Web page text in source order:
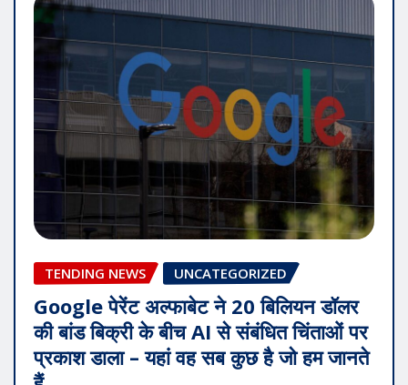
TENDING NEWS UNCATEGORIZED
Google पेरेंट अल्फाबेट ने 20 बिलियन डॉलर
की बांड बिक्री के बीच AI से संबंधित चिंताओं पर
प्रकाश डाला – यहां वह सब कुछ है जो हम जानते
हैं